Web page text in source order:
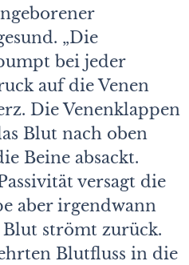
„Die
bei jeder
auf die Venen
Die Venenklappen
Blut nach oben
Beine absackt.
versagt die
aber irgendwann
strömt zurück.
Blutfluss in die